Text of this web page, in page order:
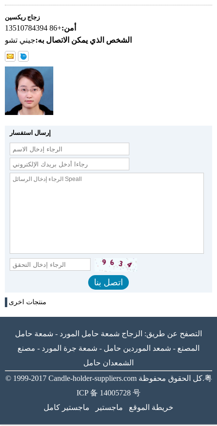
زجاج ريكسين
أمن:+86 13510784394
الشخص الذي يمكن الاتصال به:جيني تشو
إرسال استفسار
منتجات اخرى
التصفح عن طريق: الزجاج شمعة حامل المورد - شمعة حامل
المصنع - شمعد الموردين حامل - شمعة جرة المورد - مصنع
الشمعدان حامل
© 1999-2017 Candle-holder-suppliers.com كل الحقوق محفوظة.粤
ICP 备 14005728 号
خريطة الموقع
ماجستير ماجستير كامل